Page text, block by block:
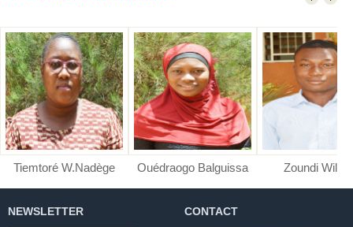
Tiemtoré W.Nadège Ouédraogo Balguissa Zoundi
NEWSLETTER CONTACT